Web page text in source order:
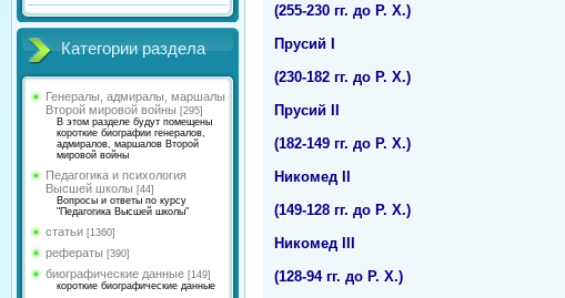
Категории раздела
Генералы, адмиралы, маршалы
Второй мировой войны [295]
В этом разделе будут помещены
короткие биографии генералов,
адмиралов, маршалов Второй
мировой войны
Педагогика и психология
Высшей школы [44]
Вопросы и ответы по курсу
"Педагогика Высшей школы"
статьи [1360]
рефераты [390]
биографические данные [149]
короткие биографические данные
(255-230 гг. до Р. Х.)
Прусий I
(230-182 гг. до Р. Х.)
Прусий II
(182-149 гг. до Р. Х.)
Никомед II
(149-128 гг. до Р. Х.)
Никомед III
(128-94 гг. до Р. Х.)